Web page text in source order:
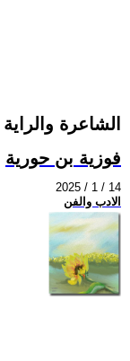
الشاعرة والراية
فوزية بن حورية
2025 / 1 / 14
الادب والفن